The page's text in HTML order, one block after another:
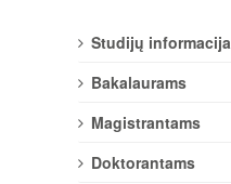
Studijų informacija
Bakalaurams
Magistrantams
Doktorantams